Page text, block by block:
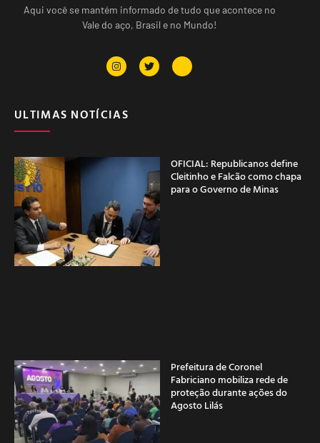
Aqui você se mantém informado de tudo que acontece no
Vale do aço, Brasil e no Mundo!
ULTIMAS NOTÍCIAS
OFICIAL: Republicanos define
Cleitinho e Falcão como chapa
para o Governo de Minas
Prefeitura de Coronel
Fabriciano mobiliza rede de
proteção durante ações do
Agosto Lilás